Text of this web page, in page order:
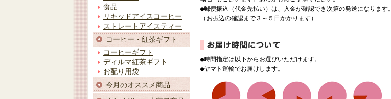
食品
リキッドアイスコーヒー
ストレートアイスティー
コーヒー・紅茶ギフト
コーヒーギフト
ディルマ紅茶ギフト
お配り用袋
今月のオススメ商品
●郵便振込（代金先払い）は、入金が確認でき次第の発送になります。
（お振込の確認まで３～５日かかります）
●時間指定は以下からお選びいただけます。
●ヤマト運輸でお届けします。